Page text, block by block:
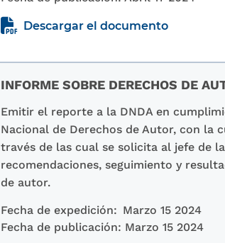
Descargar el documento
INFORME SOBRE DERECHOS DE
Emitir el reporte a la DNDA en
Nacional de Derechos de Autor, con la
través de las cual se solicita al jefe de
recomendaciones, seguimiento y
de autor.
Fecha de expedición: Marzo 15 2024
Fecha de publicación: Marzo 15 2024